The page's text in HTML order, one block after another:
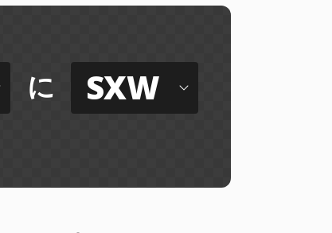
に SXW